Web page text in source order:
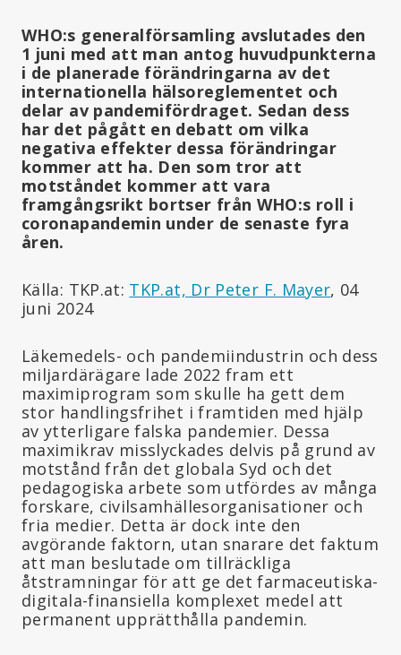
WHO:s generalförsamling avslutades den
1 juni med att man antog huvudpunkterna
i de planerade förändringarna av det
internationella hälsoreglementet och
delar av pandemifördraget. Sedan dess
har det pågått en debatt om vilka
negativa effekter dessa förändringar
kommer att ha. Den som tror att
motståndet kommer att vara
framgångsrikt bortser från WHO:s roll i
coronapandemin under de senaste fyra
åren.
Källa: TKP.at: TKP.at, Dr Peter F. Mayer, 04
juni 2024
Läkemedels- och pandemiindustrin och dess
miljardärägare lade 2022 fram ett
maximiprogram som skulle ha gett dem
stor handlingsfrihet i framtiden med hjälp
av ytterligare falska pandemier. Dessa
maximikrav misslyckades delvis på grund av
motstånd från det globala Syd och det
pedagogiska arbete som utfördes av många
forskare, civilsamhällesorganisationer och
fria medier. Detta är dock inte den
avgörande faktorn, utan snarare det faktum
att man beslutade om tillräckliga
åtstramningar för att ge det farmaceutiska-
digitala-finansiella komplexet medel att
permanent upprätthålla pandemin.